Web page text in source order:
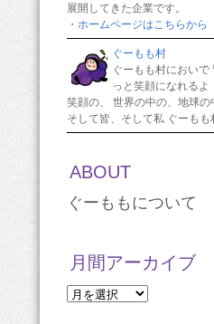
展開してきた企業です。
・ホームページはこちらから
ぐーもも村
ぐーもも村においで
っと笑顔になれる
笑顔の、 世界の中の、地球の
そして皆、そして私 ぐーもも
ABOUT
ぐーももについて
月間アーカイブ
月